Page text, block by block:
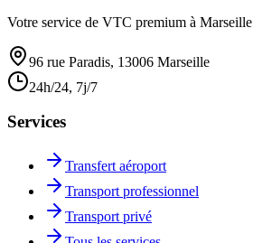
Votre service de VTC premium à Marseille
96 rue Paradis, 13006 Marseille
24h/24, 7j/7
Services
Transfert aéroport
Transport professionnel
Transport privé